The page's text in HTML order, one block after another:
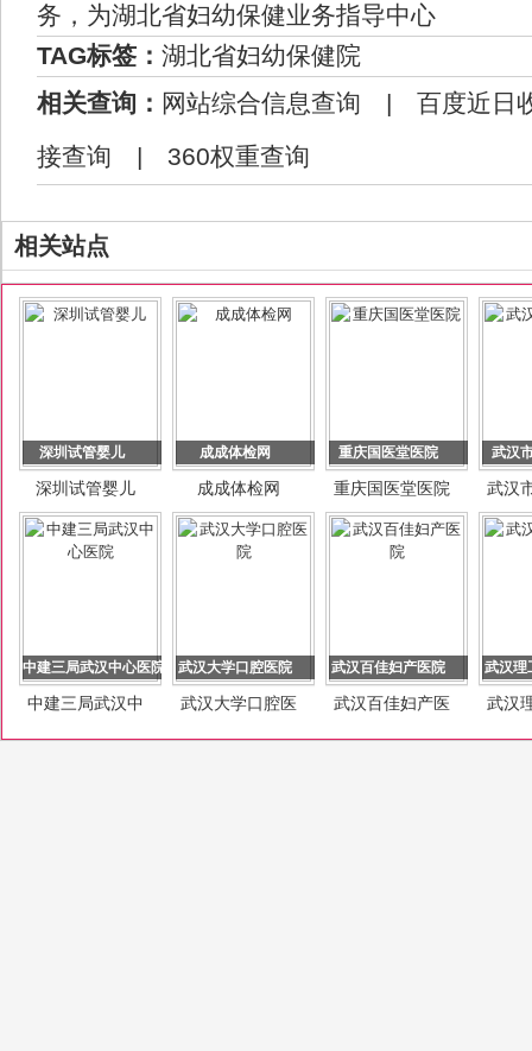
务，为湖北省妇幼保健业务指导中心
TAG标签： 湖北省妇幼保健院
相关查询： 网站综合信息查询 | 百度近日
接查询 | 360权重查询
相关站点
深圳试管婴儿
深圳试管婴儿
成成体检网
成成体检网
重庆国医堂医院
重庆国医堂医院
武汉
武汉
中建三局武汉中心医院
中建三局武汉中
武汉大学口腔医院
武汉大学口腔医
武汉百佳妇产医院
武汉百佳妇产医
武汉理
武汉